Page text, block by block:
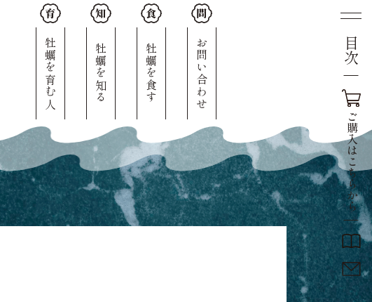
牡蠣を育む人 牡蠣を知る 牡蠣を食す お問い合わせ 目次
ご
購
入
は
こ
ち
ら
か
ら